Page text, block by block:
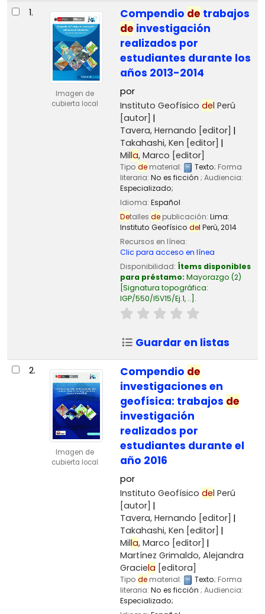
Resultados
1.
Imagen de
cubierta local
Compendio de trabajos
de investigación
realizados por
estudiantes durante los
años 2013-2014
por
Instituto Geofísico del Perú
[autor]
Tavera, Hernando [editor]
Takahashi, Ken [editor]
Milla, Marco [editor]
Tipo dematerial: Texto; Forma
literaria: No es ficción ; Audiencia:
Especializado;
Idioma: Español
Detalles depublicación: Lima:
Instituto Geofísico del Perú,2014
Recursos en línea:
Clic para acceso en línea
Disponibilidad: Ítems disponibles
para préstamo: Mayorazgo (2)
Signatura topográfica:
IGP/550/I5V15/Ej.1, .. .
Guardar en listas
2.
Imagen de
cubierta local
Compendio de
investigaciones en
geofísica: trabajos de
investigación
realizados por
estudiantes durante el
año 2016
por
Instituto Geofísico del Perú
[autor]
Tavera, Hernando [editor]
Takahashi, Ken [editor]
Milla, Marco [editor]
Martínez Grimaldo, Alejandra
Graciela [editora]
Tipo dematerial: Texto; Forma
literaria: No es ficción ; Audiencia:
Especializado;